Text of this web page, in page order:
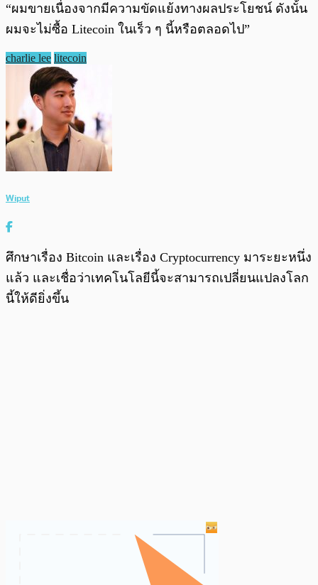
“ผมขายเนื่องจากมีความขัดแย้งทางผลประโยชน์ ดังนั้น
ผมจะไม่ซื้อ Litecoin ในเร็ว ๆ นี้หรือตลอดไป”
charlie lee litecoin
Wiput
ศึกษาเรื่อง Bitcoin และเรื่อง Cryptocurrency มาระยะหนึ่ง
แล้ว และเชื่อว่าเทคโนโลยีนี้จะสามารถเปลี่ยนแปลงโลก
นี้ให้ดียิ่งขึ้น